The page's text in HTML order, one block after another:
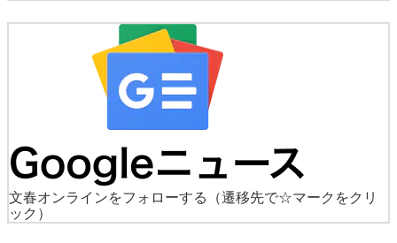
文春オンラインをフォローする
（遷移先で☆マークをクリ
ック）